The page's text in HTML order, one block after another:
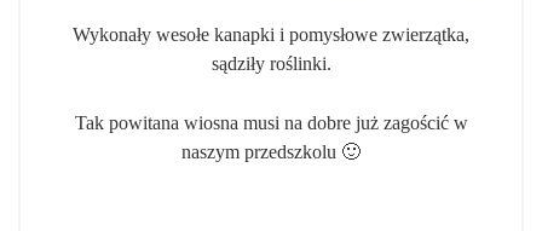
Wykonały wesołe kanapki i pomysłowe zwierzątka,
sądziły roślinki.
Tak powitana wiosna musi na dobre już zagościć w
naszym przedszkolu 🙂